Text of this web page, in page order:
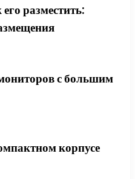
разместить:
с большим
корпусе